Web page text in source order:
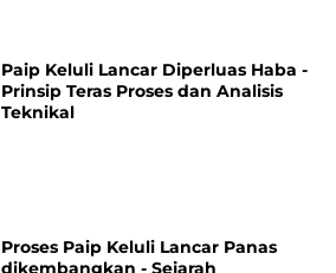
Paip Keluli Lancar Diperluas Haba -
Prinsip Teras Proses dan Analisis
Teknikal
Proses Paip Keluli Lancar Panas
dikembangkan - Sejarah